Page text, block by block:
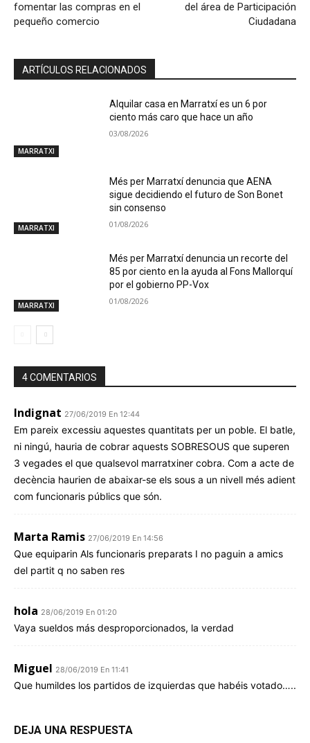
fomentar las compras en el
pequeño comercio
del área de Participación
Ciudadana
ARTÍCULOS RELACIONADOS
MARRATXI
Alquilar casa en Marratxí es un 6 por
ciento más caro que hace un año
03/08/2026
MARRATXI
Més per Marratxí denuncia que AENA
sigue decidiendo el futuro de Son Bonet
sin consenso
01/08/2026
MARRATXI
Més per Marratxí denuncia un recorte del
85 por ciento en la ayuda al Fons Mallorquí
por el gobierno PP-Vox
01/08/2026
4 COMENTARIOS
Indignat 27/06/2019 En 12:44
Em pareix excessiu aquestes quantitats per un poble. El batle,
ni ningú, hauria de cobrar aquests SOBRESOUS que superen
3 vegades el que qualsevol marratxiner cobra. Com a acte de
decència haurien de abaixar-se els sous a un nivell més adient
com funcionaris públics que són.
Marta Ramis 27/06/2019 En 14:56
Que equiparin Als funcionaris preparats I no paguin a amics
del partit q no saben res
hola 28/06/2019 En 01:20
Vaya sueldos más desproporcionados, la verdad
Miguel 28/06/2019 En 11:41
Que humildes los partidos de izquierdas que habéis votado…..
DEJA UNA RESPUESTA